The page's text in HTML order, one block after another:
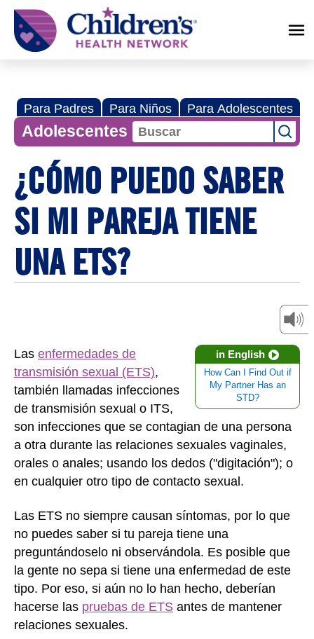
Children's
Health
Network
Para Padres Para Niños Para Adolescentes
Adolescentes
¿CÓMO PUEDO SABER
SI MI PAREJA TIENE
UNA ETS?
in English
How Can I Find Out if
My Partner Has an
STD?
Las enfermedades de
transmisión sexual (ETS),
también llamadas infecciones
de transmisión sexual o ITS,
son infecciones que se contagian de una persona
a otra durante las relaciones sexuales vaginales,
orales o anales; usando los dedos ("digitación"); o
en cualquier otro tipo de contacto sexual.
Las ETS no siempre causan síntomas, por lo que
no puedes saber si tu pareja tiene una
preguntándoselo ni observándola. Es posible que
la gente no sepa si tiene una enfermedad de este
tipo. Por eso, si aún no lo han hecho, deberían
hacerse las pruebas de ETS antes de mantener
relaciones sexuales.